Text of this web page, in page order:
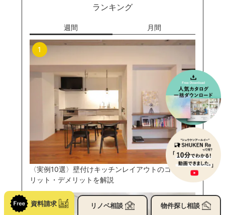
ランキング
週間 月間
〈実例10選〉壁付けキッチンレイアウトのコツとメ
リット・デメリットを解説
資料請求 リノベ相談 物件探し相談